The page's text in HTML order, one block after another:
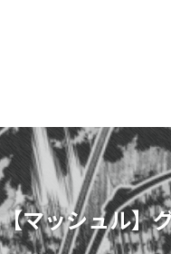
【マッシュル】